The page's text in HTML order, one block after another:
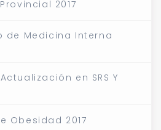
2017
de Medicina Interna
en SRS Y
Obesidad 2017